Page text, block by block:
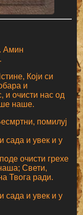
. Амин
Који си
и
и очисти нас од
наше.
помилуј
сада и увек и у
очисти грехе
Свети,
Твога ради.
сада и увек и у